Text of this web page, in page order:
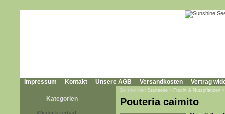
Impressum Kontakt Unsere AGB Versandkosten Vertrag
Kategorien
Sie sind hier: Startseite » Frucht & Nutzpflanzen
Pouteria caimito